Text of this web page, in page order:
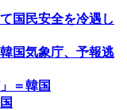
国民安全を冷遇し
国気象庁、予報逃
＝韓国